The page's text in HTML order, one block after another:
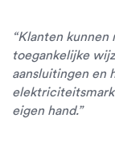
“Klanten
toegankelijke
aansluitingen en
eigen hand.”